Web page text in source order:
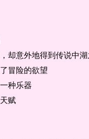
却意外地得到传说中
冒险的欲望
种乐器
赋